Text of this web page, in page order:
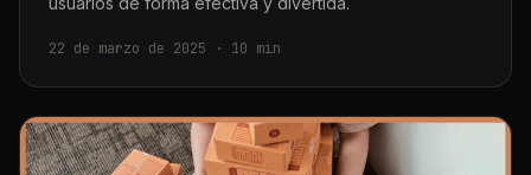
22 de marzo de 2025 · 10 min